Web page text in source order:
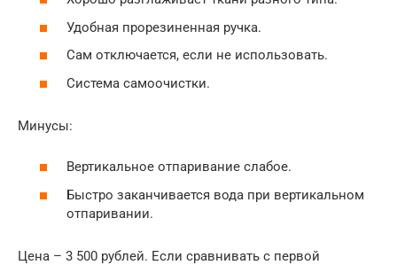
Удобная прорезиненная ручка.
Сам отключается, если не использовать.
Система самоочистки.
Минусы:
Вертикальное отпаривание слабое.
Быстро заканчивается вода при вертикальном
отпаривании.
Цена – 3 500 рублей. Если сравнивать с первой